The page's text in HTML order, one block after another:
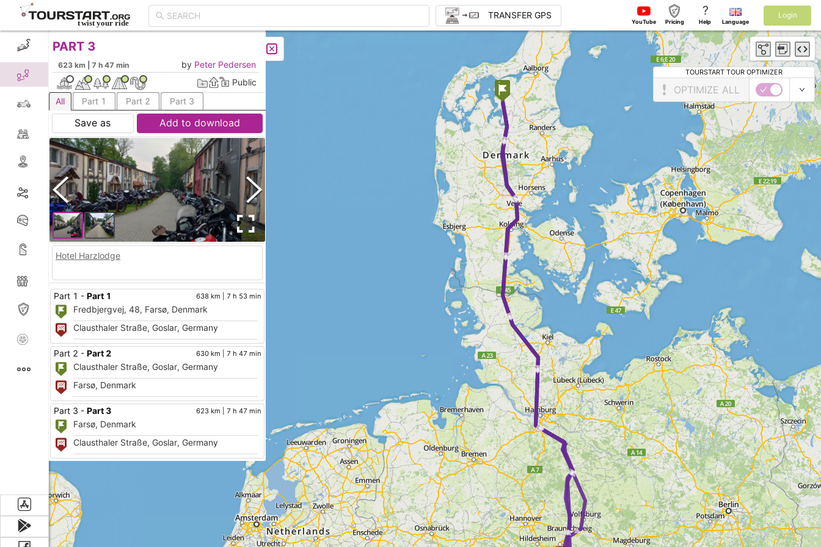
Hotel Harzlodge
► ► ► ► ► ► ► ►
► ► ► ► ► ► ► ►
► ► ► ► ► ► ► ►
TRANSFER GPS
YouTube Pricing
?
Help Language
Login
CREATE TOUR
PART 3
623 km | 7 h 47 min by Peter Pedersen
Public
All
Part 1 Part 2 Part 3
Save as Add to download
Hotel Harzlodge
Part 1 - Part 1 638 km | 7 h 53 min
Part 2 - Part 2 630 km | 7 h 47 min
Part 3 - Part 3 623 km | 7 h 47 min
TOURSTART TOUR OPTIMIZER
OPTIMIZE ALL